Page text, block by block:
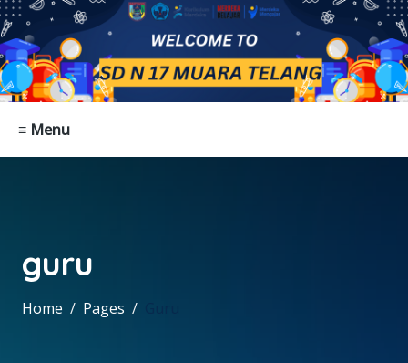
≡ Menu
guru
Home Pages